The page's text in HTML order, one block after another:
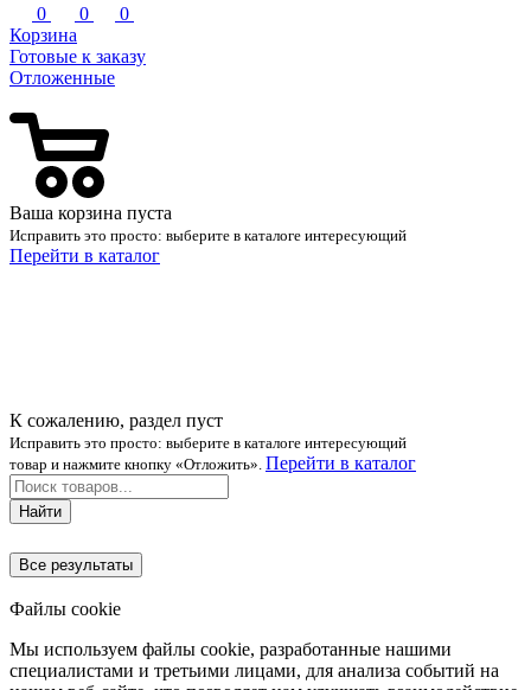
0 0
0
Корзина
Готовые к заказу
Отложенные
Ваша корзина пуста
Исправить это просто: выберите в каталоге интересующий
Перейти в каталог
К сожалению, раздел пуст
Исправить это просто: выберите в каталоге интересующий
товар и нажмите кнопку «Отложить». Перейти в каталог
Найти
Все результаты
Файлы cookie
Мы используем файлы cookie, разработанные нашими
специалистами и третьими лицами, для анализа событий на